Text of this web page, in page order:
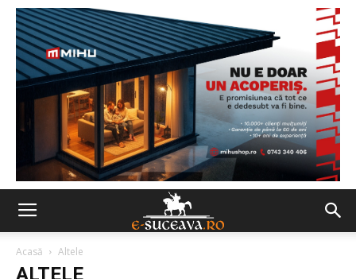
Acasă Altele
ALTELE